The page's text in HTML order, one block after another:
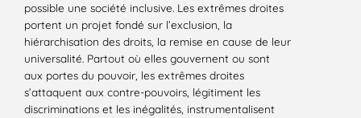
possible une société inclusive. Les extrêmes droites
portent un projet fondé sur l’exclusion, la
hiérarchisation des droits, la remise en cause de leur
universalité. Partout où elles gouvernent ou sont
aux portes du pouvoir, les extrêmes droites
s’attaquent aux contre-pouvoirs, légitiment les
discriminations et les inégalités, instrumentalisent